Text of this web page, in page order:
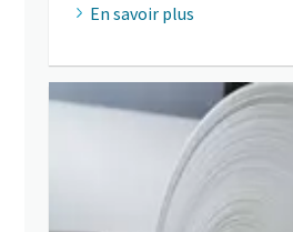
En savoir plus